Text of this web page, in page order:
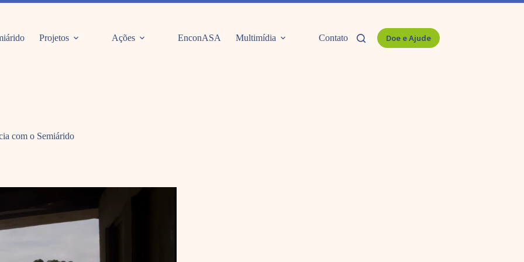
Projetos Ações EnconASA Multimídia Contato Doe e Ajude
com o Semiárido